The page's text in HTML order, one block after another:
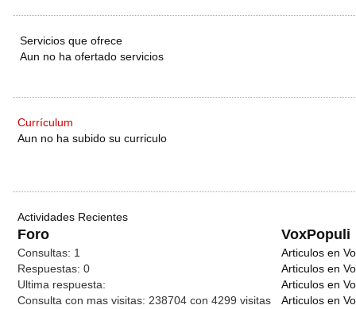
Servicios que ofrece
Aun no ha ofertado servicios
Currículum
Aun no ha subido su curriculo
Actividades Recientes
Foro VoxPopuli
Consultas: 1
Respuestas: 0
Ultima respuesta:
Consulta con mas visitas: 238704 con 4299 visitas
Articulos en
Articulos en
Articulos en
Articulos en